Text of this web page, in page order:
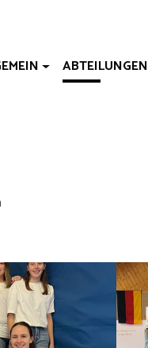
ABTEILUNGEN